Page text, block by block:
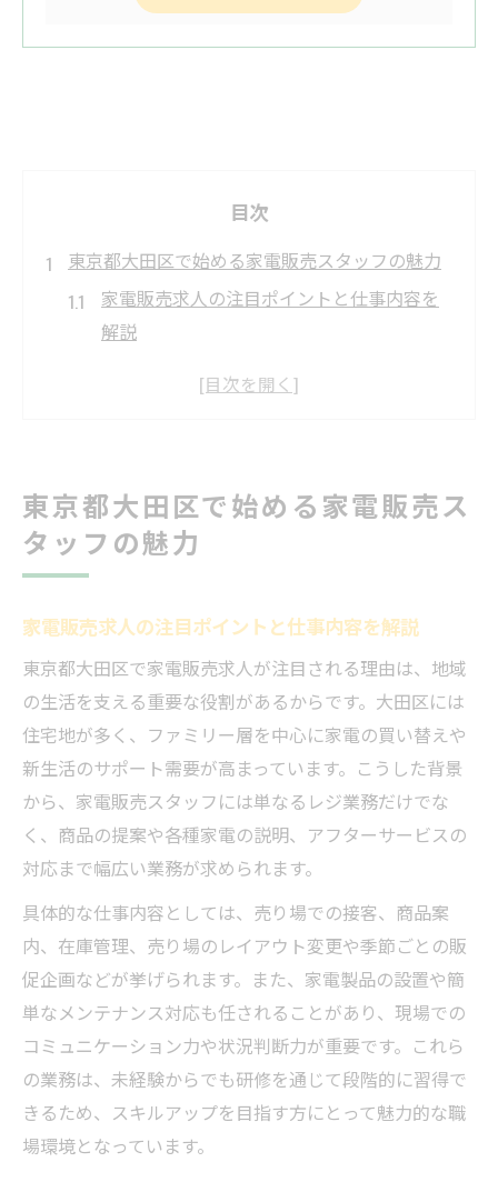
目次
東京都大田区で始める家電販売スタッフの魅力
家電販売求人の注目ポイントと仕事内容を
解説
家電販売求人で身につくスキルと将来性
家電販売求人を探すなら知っておきたいポイン
ト
家電販売求人選びで重視すべき条件とは
求人情報から読み取る家電販売の働き方
家電販売求人の待遇や給与水準の実態
未経験から応募できる家電販売求人の見極
め方
家電販売求人で確認したいキャリアアップ
制度
未経験から成長できる家電販売の働き方とは
未経験者歓迎の家電販売求人が選ばれる理
由
研修制度が充実した家電販売求人の特徴
家電販売求人で身につく実践的な接客スキ
ル
初めての方も安心な家電販売求人のサポー
東京都大田区で始める家電販売ス
タッフの魅力
家電販売求人の注目ポイントと仕事内容を解説
東京都大田区で家電販売求人が注目される理由は、地域
の生活を支える重要な役割があるからです。大田区には
住宅地が多く、ファミリー層を中心に家電の買い替えや
新生活のサポート需要が高まっています。こうした背景
から、家電販売スタッフには単なるレジ業務だけでな
く、商品の提案や各種家電の説明、アフターサービスの
対応まで幅広い業務が求められます。
具体的な仕事内容としては、売り場での接客、商品案
内、在庫管理、売り場のレイアウト変更や季節ごとの販
促企画などが挙げられます。また、家電製品の設置や簡
単なメンテナンス対応も任されることがあり、現場での
コミュニケーション力や状況判断力が重要です。これら
の業務は、未経験からでも研修を通じて段階的に習得で
きるため、スキルアップを目指す方にとって魅力的な職
場環境となっています。